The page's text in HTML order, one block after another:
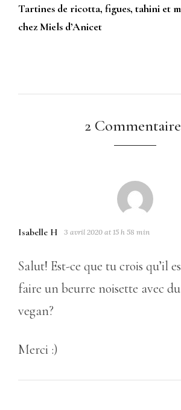
Tartines de ricotta, figues, tahini et
chez Miels d’Anicet
2
Isabelle H 3 avril 2020 at 15 h 58 min
Salut! Est-ce que tu crois qu’il
faire un beurre noisette avec
vegan?
Merci :)